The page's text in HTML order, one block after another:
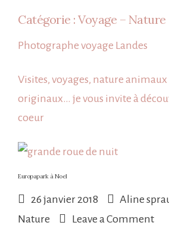
Catégorie : Voyage – Nature
Photographe voyage Landes
Visites, voyages, nature
originaux… je vous invite à
coeur
Europapark à Noel
26 janvier 2018 Aline
Nature
Leave a Commenton